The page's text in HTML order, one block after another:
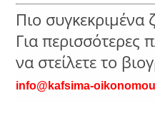
Πιο συγκεκριμένα
Για περισσότερες
να στείλετε το
info@kafsima-